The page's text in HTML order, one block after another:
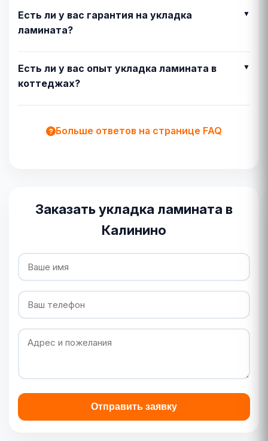
Есть ли у вас гарантия на укладка
ламината?
Есть ли у вас опыт укладка ламината в
коттеджах?
Больше ответов на странице FAQ
Заказать укладка ламината в
Калинино
Отправить заявку